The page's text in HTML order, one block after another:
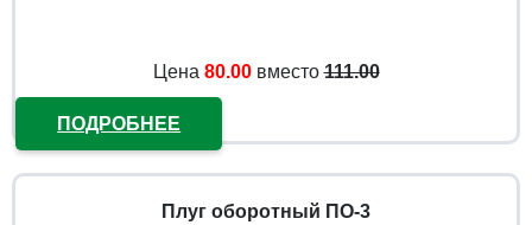
Цена 80.00вместо111.00
ПОДРОБНЕЕ
Плуг оборотный ПО-3